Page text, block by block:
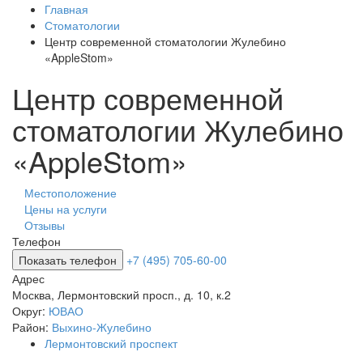
Главная
Стоматологии
Центр современной стоматологии Жулебино
«AppleStom»
Центр современной
стоматологии Жулебино
«AppleStom»
Местоположение
Цены на услуги
Отзывы
Телефон
Показать телефон
+7 (495) 705-60-00
Адрес
Москва, Лермонтовский просп., д. 10, к.2
Округ: ЮВАО
Район: Выхино-Жулебино
Лермонтовский проспект